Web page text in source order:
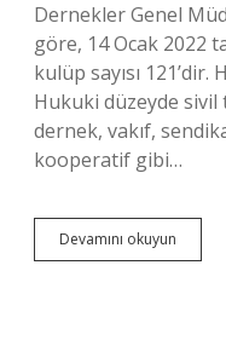
Dernekler Genel
göre, 14 Ocak 2022
kulüp sayısı
Hukuki düzeyde
dernek, vakıf,
kooperatif gibi…
Devamını okuyun
Tane